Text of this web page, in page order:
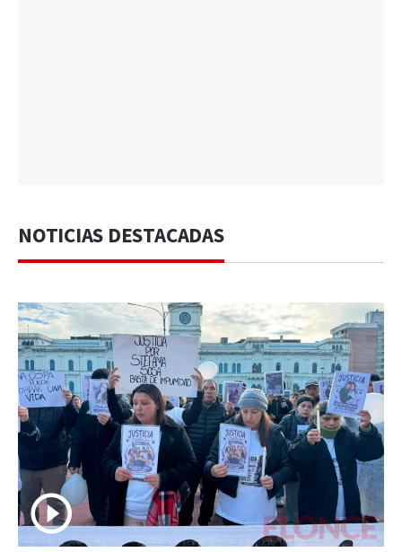
NOTICIAS DESTACADAS